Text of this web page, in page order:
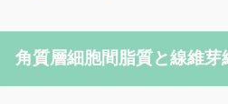
角質層細胞間脂質と線維芽